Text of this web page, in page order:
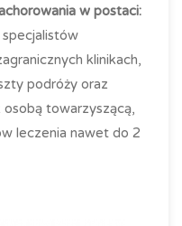
w postaci:
klinikach,
podróży oraz
towarzyszącą,
leczenia nawet do 2